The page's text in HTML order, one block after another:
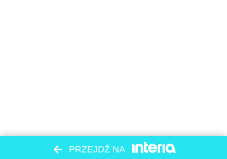
PRZEJDŹ NA